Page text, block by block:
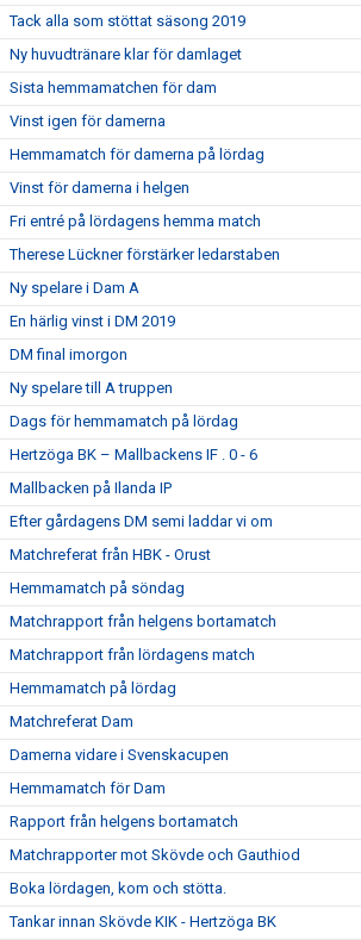
Tack alla som stöttat säsong 2019
Ny huvudtränare klar för damlaget
Sista hemmamatchen för dam
Vinst igen för damerna
Hemmamatch för damerna på lördag
Vinst för damerna i helgen
Fri entré på lördagens hemma match
Therese Lückner förstärker ledarstaben
Ny spelare i Dam A
En härlig vinst i DM 2019
DM final imorgon
Ny spelare till A truppen
Dags för hemmamatch på lördag
Hertzöga BK – Mallbackens IF . 0 - 6
Mallbacken på Ilanda IP
Efter gårdagens DM semi laddar vi om
Matchreferat från HBK - Orust
Hemmamatch på söndag
Matchrapport från helgens bortamatch
Matchrapport från lördagens match
Hemmamatch på lördag
Matchreferat Dam
Damerna vidare i Svenskacupen
Hemmamatch för Dam
Rapport från helgens bortamatch
Matchrapporter mot Skövde och Gauthiod
Boka lördagen, kom och stötta.
Tankar innan Skövde KIK - Hertzöga BK